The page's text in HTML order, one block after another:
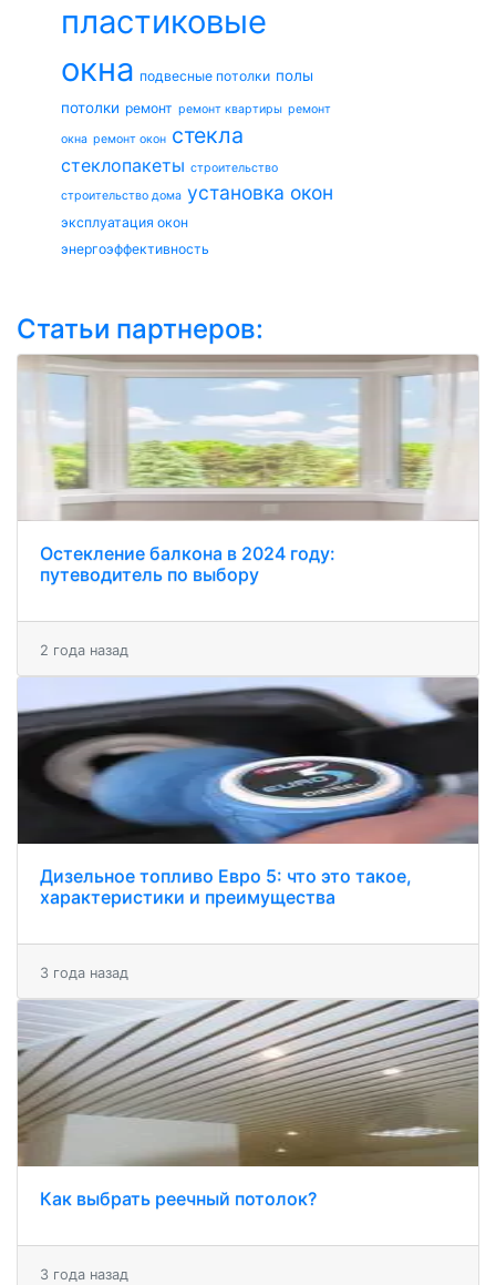
пластиковые
окна подвесные потолки полы
потолки ремонт ремонт квартиры ремонт
окна ремонт окон стекла
стеклопакеты строительство
строительство дома установка окон
эксплуатация окон
энергоэффективность
Статьи партнеров:
Остекление балкона в 2024 году:
путеводитель по выбору
2 года назад
Дизельное топливо Евро 5: что это такое,
характеристики и преимущества
3 года назад
Как выбрать реечный потолок?
3 года назад